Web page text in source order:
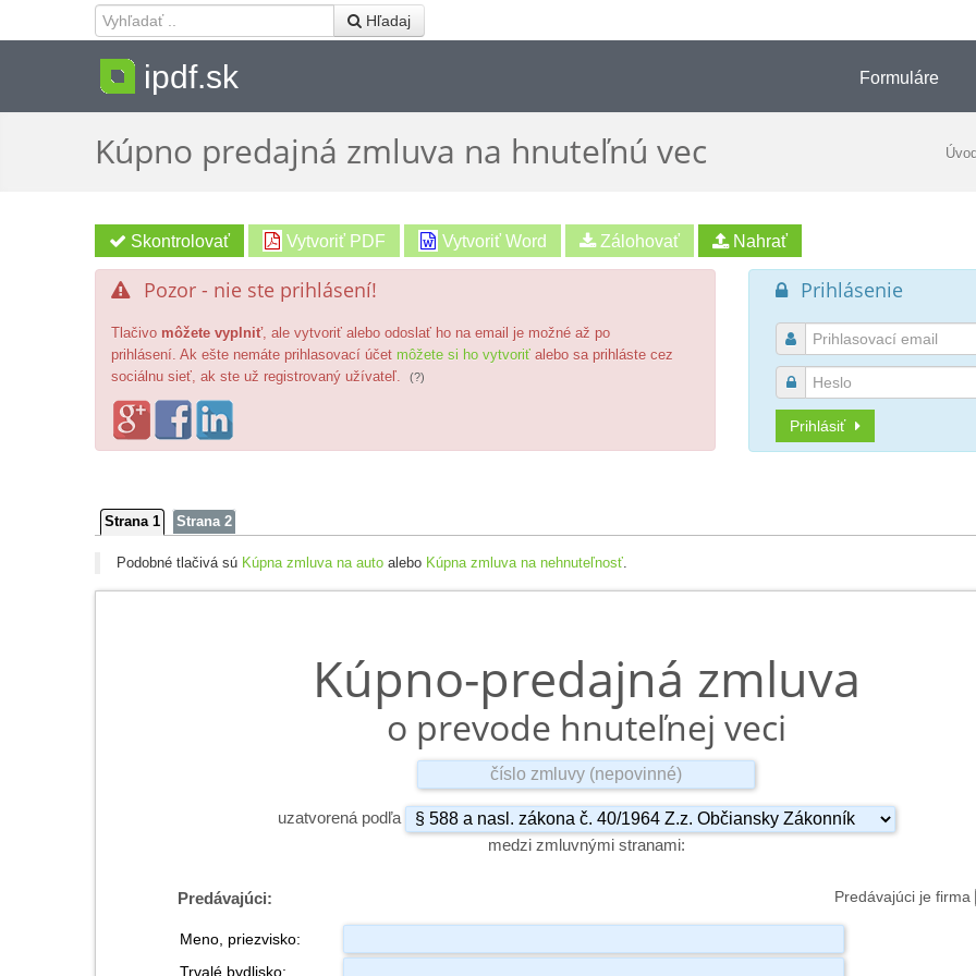
 Hľadaj
ipdf.sk Formuláre
Kúpno predajná zmluva na hnuteľnú vec
Vytvoriť PDF Vytvoriť Word
 Pozor - nie ste prihlásení!
Tlačivo môžete vyplniť, ale vytvoriť alebo odoslať ho na email je možné až po
prihlásení. Ak ešte nemáte prihlasovací účet môžete si ho vytvoriť alebo sa prihláste cez
sociálnu sieť, ak ste už registrovaný užívateľ.
(?)
 Prihlásenie


Prihlásiť
Strana 1 Strana 2
Podobné tlačivá sú Kúpna zmluva na auto alebo Kúpna zmluva na nehnuteľnosť.
Kúpno-predajná zmluva
o prevode hnuteľnej veci
uzatvorená podľa
medzi zmluvnými stranami:
Predávajúci: Predávajúci je firma
Meno, priezvisko:
Trvalé bydlisko: